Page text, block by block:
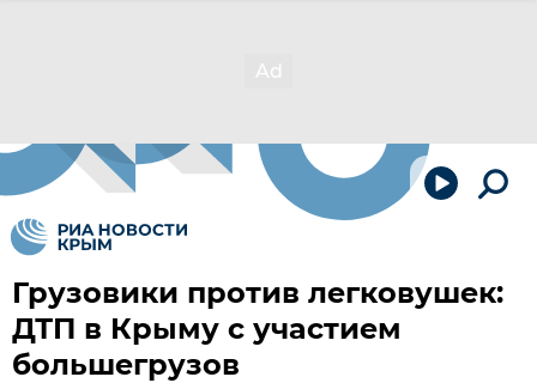
Грузовики против легковушек:
ДТП в Крыму с участием
большегрузов